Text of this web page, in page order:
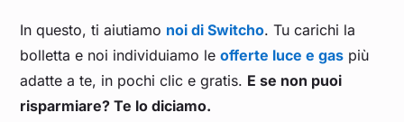
In questo, ti aiutiamo noi di Switcho. Tu carichi la
bolletta e noi individuiamo leofferte luce e gas più
adatte a te, in pochi clic e gratis. E se non puoi
risparmiare? Te lo diciamo.